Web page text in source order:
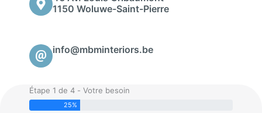
1150 Woluwe-Saint-Pierre
info@mbminteriors.be
Étape 1 de 4 - Votre besoin
25%